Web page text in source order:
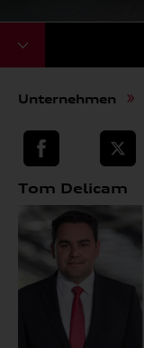
Unternehmen
teilen Twitter
Tom Delicam